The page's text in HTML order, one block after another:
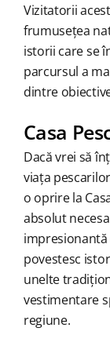
Vizitatorii
frumusețea
istorii care se
parcursul a
dintre
Casa
Dacă vrei să
viața
o oprire la
absolut
povestesc
unelte
vestimentare
regiune.